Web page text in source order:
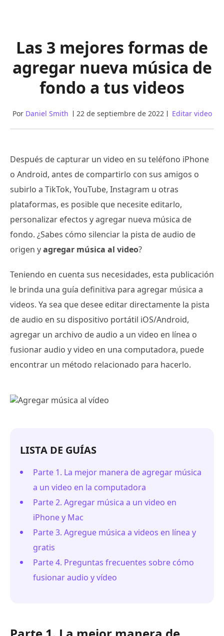
Las 3 mejores formas de
agregar nueva música de
fondo a tus videos
Por Daniel Smith 22 de septiembre de 2022 Editar video
Después de capturar un video en su teléfono iPhone
o Android, antes de compartirlo con sus amigos o
subirlo a TikTok, YouTube, Instagram u otras
plataformas, es posible que necesite editarlo,
personalizar efectos y agregar nueva música de
fondo. ¿Sabes cómo silenciar la pista de audio de
origen yagregar música al video?
Teniendo en cuenta sus necesidades, esta publicación
le brinda una guía definitiva para agregar música a
videos. Ya sea que desee editar directamente la pista
de audio en su dispositivo portátil iOS/Android,
agregar un archivo de audio a un video en línea o
fusionar audio y video en una computadora, puede
encontrar un método relacionado para hacerlo.
LISTA DE GUÍAS
Parte 1. La mejor manera de agregar música
a un video en la computadora
Parte 2. Agregar música a un video en
iPhone y Mac
Parte 3. Agregue música a videos en línea y
gratis
Parte 4. Preguntas frecuentes sobre cómo
fusionar audio y vídeo